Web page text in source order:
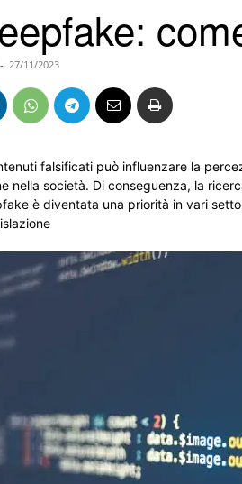
- 27/11/2023
falsificati può influenzare la
nella società. Di conseguenza, la
è diventata una priorità in vari